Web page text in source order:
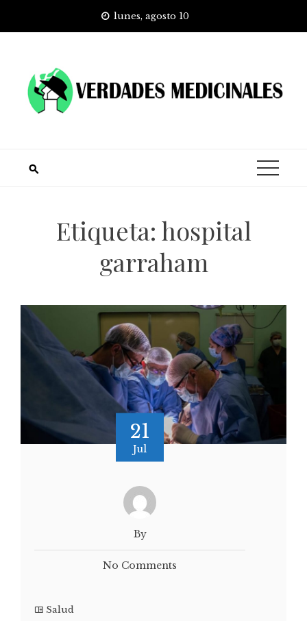
lunes, agosto 10
Etiqueta: hospital
garraham
21
Jul
By
No Comments
Salud